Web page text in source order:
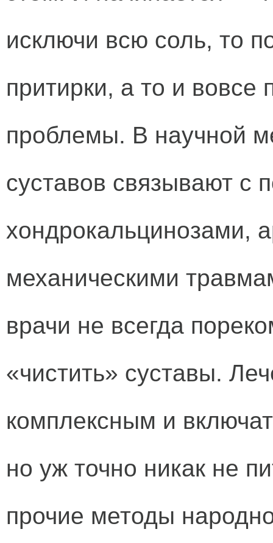
исключи всю соль, то
притирки, а то и вовсе
проблемы. В научной
суставов связывают с
хондрокальцинозами,
механическими
врачи не всегда
«чистить» суставы.
комплексным и
но уж точно никак не
прочие методы